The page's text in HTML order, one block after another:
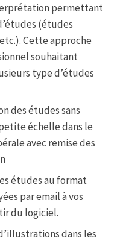
permettant
(études
Cette approche
souhaitant
type d’études
des études sans
échelle dans le
avec remise des
études au format
par email à vos
du logiciel.
dans les